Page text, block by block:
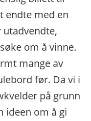
endte med en
om å vinne.
mange av
før. Da vi i
på grunn
ideen om å gi